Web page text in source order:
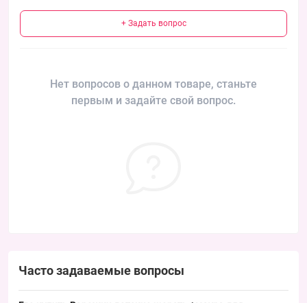
+ Задать вопрос
Нет вопросов о данном товаре, станьте
первым и задайте свой вопрос.
Часто задаваемые вопросы